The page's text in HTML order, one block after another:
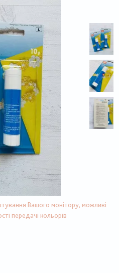
Вашого монітору, можливі
передачі кольорів